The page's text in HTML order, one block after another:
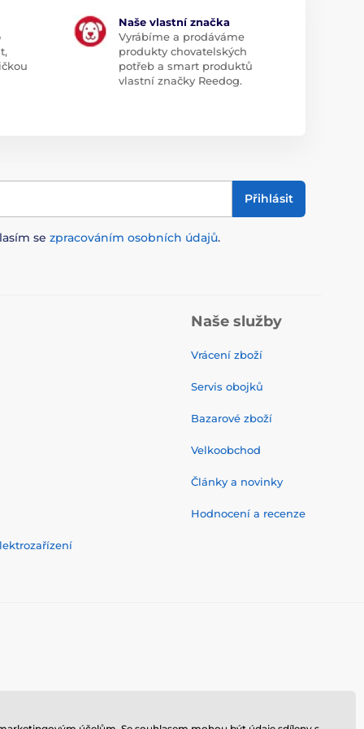
Naše vlastní značka
Vyrábíme a prodáváme
produkty chovatelských
potřeb a smart produktů
vlastní značky Reedog.
Přihlásit
se zpracováním osobních údajů.
Naše služby
Vrácení zboží
Servis obojků
Bazarové zboží
Velkoobchod
Články a novinky
Hodnocení a recenze